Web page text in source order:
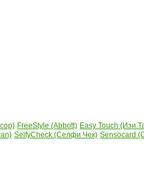
FreeStyle (Abbott) Easy Touch (Изи
SelfyCheck (Селфи Чек) Sensocard